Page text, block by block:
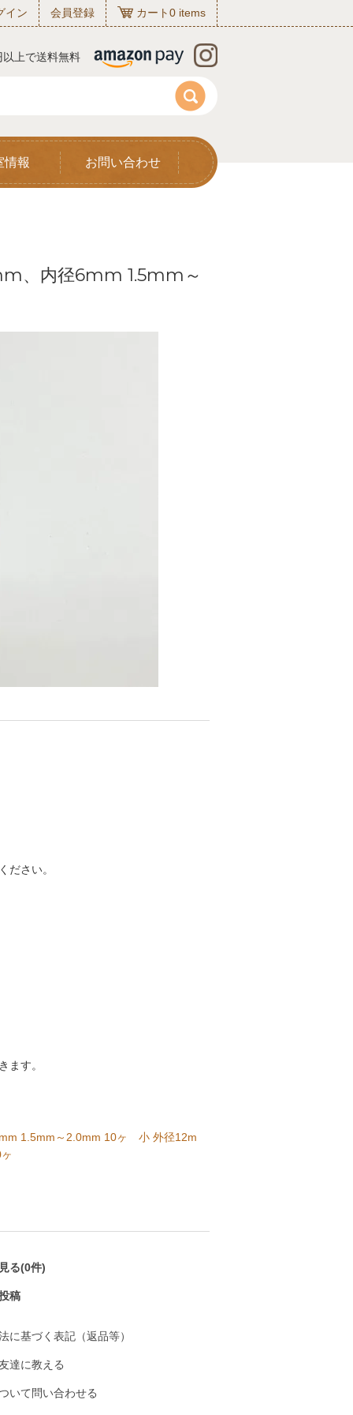
イン 会員登録 カート0 items
上で送料無料
情報 お問い合わせ
、内径6mm 1.5mm～
ださい。
ます。
1.5mm～2.0mm 10ヶ
小 外径12m
る(0件)
稿
に基づく表記（返品等）
達に教える
いて問い合わせる